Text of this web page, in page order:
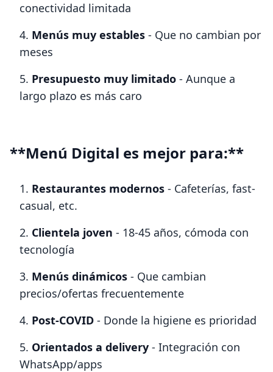
conectividad limitada
Menús muy estables - Que no cambian por
meses
Presupuesto muy limitado - Aunque a
largo plazo es más caro
**Menú Digital es mejor para:**
Restaurantes modernos - Cafeterías, fast-
casual, etc.
Clientela joven - 18-45 años, cómoda con
tecnología
Menús dinámicos - Que cambian
precios/ofertas frecuentemente
Post-COVID - Donde la higiene es prioridad
Orientados a delivery - Integración con
WhatsApp/apps